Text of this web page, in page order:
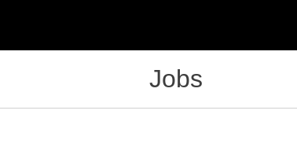
Jobs